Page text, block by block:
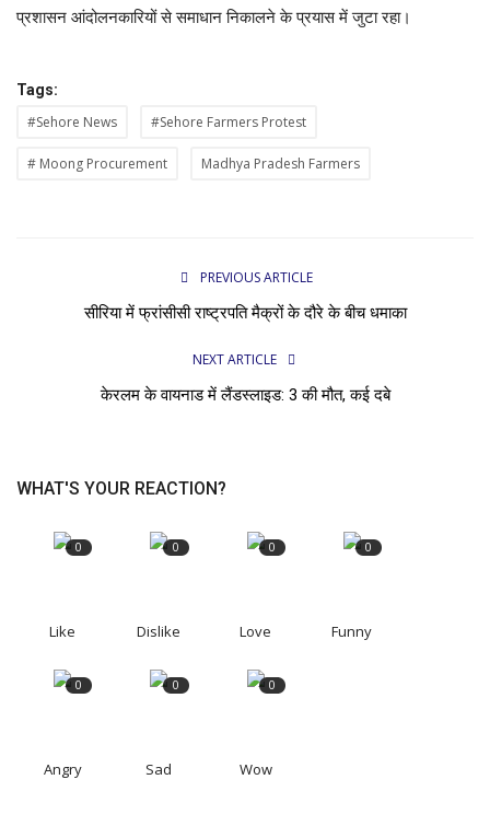
प्रशासन आंदोलनकारियों से समाधान निकालने के प्रयास में जुटा रहा।
Tags:
#Sehore News #Sehore Farmers Protest
# Moong Procurement Madhya Pradesh Farmers
PREVIOUS ARTICLE
सीरिया में फ्रांसीसी राष्ट्रपति मैक्रों के दौरे के बीच धमाका
NEXT ARTICLE
केरलम के वायनाड में लैंडस्लाइड: 3 की मौत, कई दबे
WHAT'S YOUR REACTION?
0
Like
0
Dislike
0
Love
0
Funny
0
Angry
0
Sad
0
Wow